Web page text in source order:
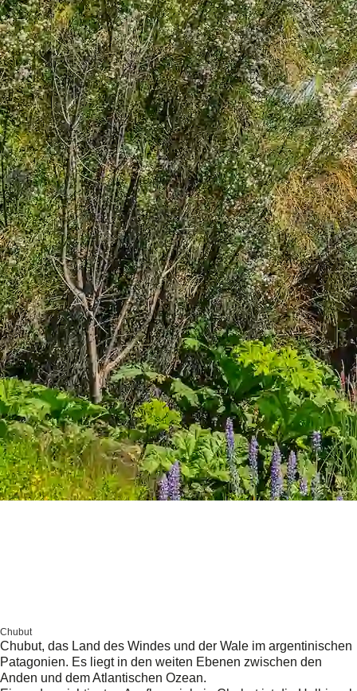
Chubut
Chubut, das Land des Windes und der Wale im argentinischen
Patagonien. Es liegt in den weiten Ebenen zwischen den
Anden und dem Atlantischen Ozean.